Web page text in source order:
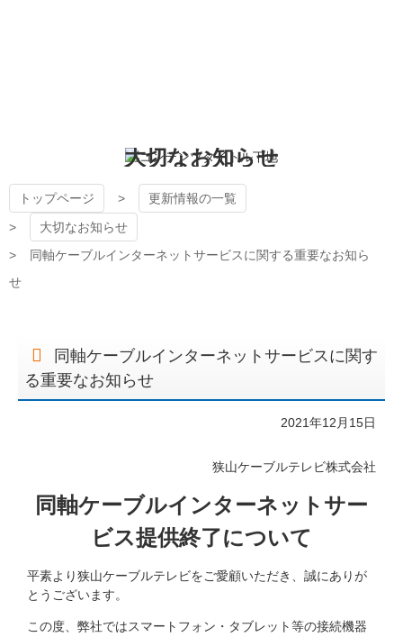
プ
大切なお知らせ
トップページ
更新情報の一覧
大切なお知らせ
同軸ケーブルインターネットサービスに関する重要なお知ら
せ
同軸ケーブルインターネットサービスに関す
る重要なお知らせ
2021年12月15日
狭山ケーブルテレビ株式会社
同軸ケーブルインターネットサー
ビス提供終了について
平素より狭山ケーブルテレビをご愛顧いただき、誠にありが
とうございます。
この度、弊社ではスマートフォン・タブレット等の接続機器